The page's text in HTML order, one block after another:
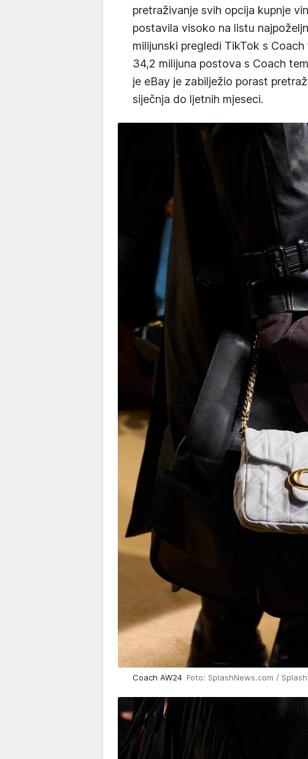
pretraživanje svih opcija kupnje
postavila visoko na listu
milijunski pregledi TikTok s
34,2 milijuna postova s Coach
je eBay je zabilježio porast
siječnja do ljetnih mjeseci.
Coach AW24 Foto: SplashNews.com /